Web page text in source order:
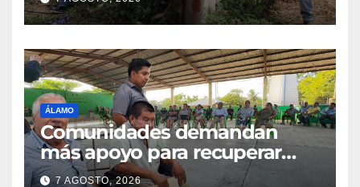
ÁLAMO
Comunidades demandan
más apoyo para recuperar
parcelas
7 AGOSTO, 2026